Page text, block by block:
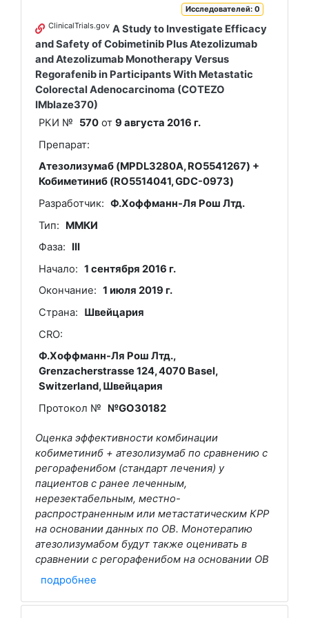
Исследователей: 0
ClinicalTrials.gov A Study to Investigate Efficacy
and Safety of Cobimetinib Plus Atezolizumab
and Atezolizumab Monotherapy Versus
Regorafenib in Participants With Metastatic
Colorectal Adenocarcinoma (COTEZO
IMblaze370)
РКИ №
570 от9 августа 2016 г.
Препарат:
Атезолизумаб (MPDL3280A, RO5541267) +
Кобиметиниб (RO5514041, GDC-0973)
Разработчик: Ф.Хоффманн-Ля Рош Лтд.
Тип:
ММКИ
Фаза:
III
Начало: 1 сентября 2016 г.
Окончание: 1 июля 2019 г.
Страна:
Швейцария
CRO:
Ф.Хоффманн-Ля Рош Лтд.,
Grenzacherstrasse 124, 4070 Basel,
Switzerland, Швейцария
Протокол №
№GO30182
Оценка эффективности комбинации
кобиметиниб + атезолизумаб по сравнению с
регорафенибом (стандарт лечения) у
пациентов с ранее леченным,
нерезектабельным, местно-
распространенным или метастатическим КРР
на основании данных по ОВ. Монотерапию
атезолизумабом будут также оценивать в
сравнении с регорафенибом на основании ОВ
подробнее